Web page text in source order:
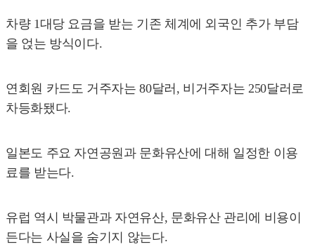
차량 1대당 요금을 받는 기존 체계에 외국인 추가 부담
을 얹는 방식이다.
연회원 카드도 거주자는 80달러, 비거주자는 250달러로
차등화됐다.
일본도 주요 자연공원과 문화유산에 대해 일정한 이용
료를 받는다.
유럽 역시 박물관과 자연유산, 문화유산 관리에 비용이
든다는 사실을 숨기지 않는다.